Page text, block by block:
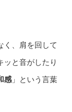
く、肩を回して
ッと音がしたり
感 」という言葉